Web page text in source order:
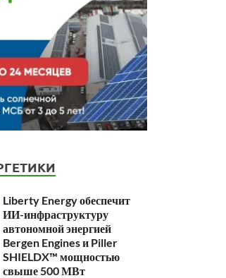
Liberty Energy обеспечит
ИИ-инфраструктуру
автономной энергией
Bergen Engines и Piller
SHIELDX™ мощностью
свыше 500 МВт